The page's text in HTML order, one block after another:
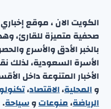
الكويت الان ، موقع
صحفية متميزة للقارئ،
بالخبر الأدق والأسرع
الأسرة السعودية، لذلك
الأخبار المتنوعة داخل
والمحلية،الاقتصاد،
الرياضة،منوعاتوسياحة.